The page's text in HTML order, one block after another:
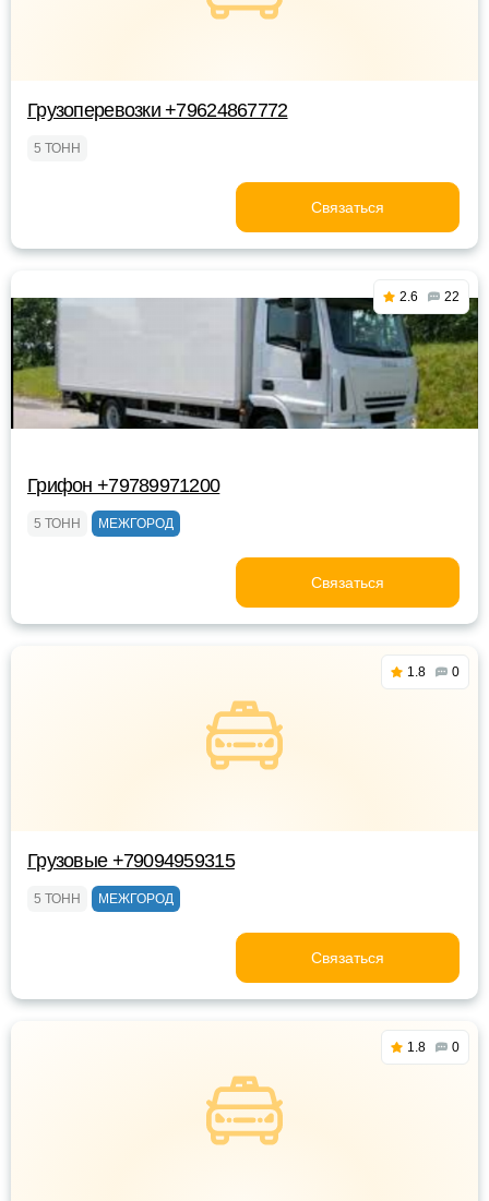
Грузоперевозки +79624867772
5 ТОНН
Связаться
2.6 22
Грифон +79789971200
5 ТОНН МЕЖГОРОД
Связаться
1.8 0
Грузовые +79094959315
5 ТОНН МЕЖГОРОД
Связаться
1.8 0